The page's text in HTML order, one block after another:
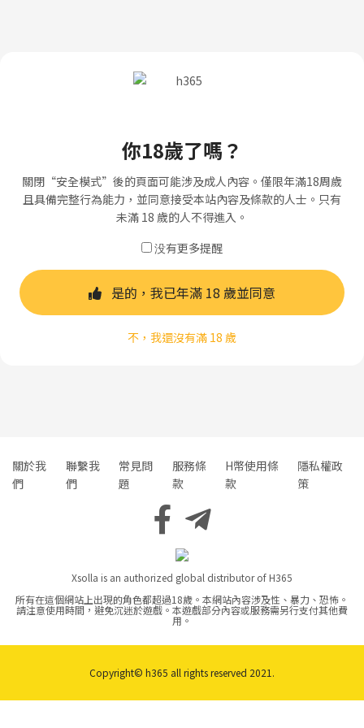
你18歲了嗎？
關閉“安全模式”後的頁面可能涉及成人內容。僅限年滿18周歲
且具備完整行為能力，並同意接受本站內容及條款的人士。只有
未滿 18 歲的人不得進入。
没有更多提醒
是的，我已年滿 18 歲並同意
不，我還沒有滿 18 歲
關於我
們
聯繫我
們
常見問
題
服務條
款
H幣使用條
款
隱私權政
策
Xsolla is an authorized global distributor of H365
所有在這個網站上出現的角色都超過18歲。本網站內容涉及性、暴力、恐怖。
請注意使用時間，避免沉迷於遊戲。本遊戲部分內容或服務需另行支付其他費
用。
Copyright© h365 all rights reserved 2021.